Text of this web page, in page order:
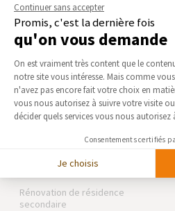
Notre charte qualité
Partenaires
Trouver une agence
Devenir franchisé
Foire aux Questions
Conditions générales
d’intervention
Mentions légales
La
NOS GUIDES THÉMATIQUES
Rénovation de résidence
secondaire
Continuer sans accepter
Promis, c'est la dernière fois
qu'on vous demande
Plateforme de
On est vraiment très content que le
notre site vous intéresse. Mais comme vous
n'avez pas encore fait votre choix en
vous nous autorisez à suivre votre visite
décider quels services vous nous autorisez
Consentements certifiés
Je choisis
Axeptio